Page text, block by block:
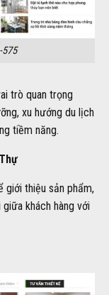
575
trò quan trọng
xu hướng du lịch
tiềm năng.
giới thiệu sản phẩm,
khách hàng với